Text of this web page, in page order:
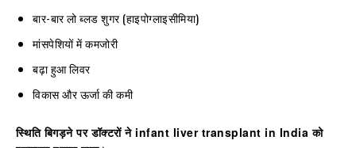
बार-बार लो ब्लड शुगर (हाइपोग्लाइसीमिया)
मांसपेशियों में कमजोरी
बढ़ा हुआ लिवर
विकास और ऊर्जा की कमी
स्थिति बिगड़ने पर डॉक्टरों ने infant liver transplant in India को